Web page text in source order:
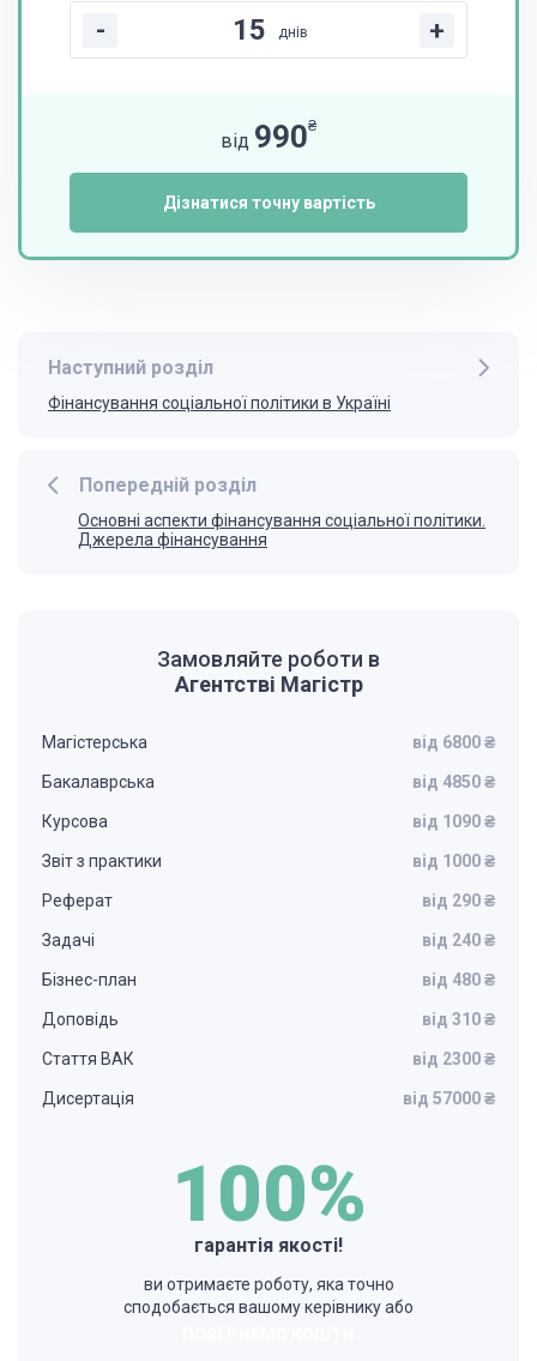
- днів +
від 990₴
Дізнатися точну вартість
Попередній розділ
Основні аспекти фінансування соціальної політики.
Джерела фінансування
Наступний розділ
Фінансування соціальної політики в Україні
Замовляйте роботи в
Агентстві Магістр
Магістерська від 6800 ₴
Бакалаврська від 4850 ₴
Курсова від 1090 ₴
Звіт з практики від 1000 ₴
Реферат від 290 ₴
Задачі від 240 ₴
Бізнес-план від 480 ₴
Доповідь від 310 ₴
Стаття ВАК від 2300 ₴
Дисертація від 57000 ₴
100%
гарантія якості!
ви отримаєте роботу, яка точно
сподобається вашому керівнику або